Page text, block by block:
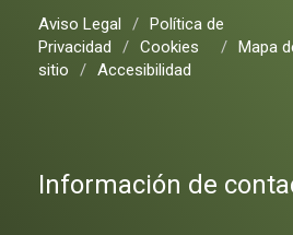
Aviso Legal / Política de
Privacidad
/ Cookies / Mapa
sitio
/ Accesibilidad
Información de